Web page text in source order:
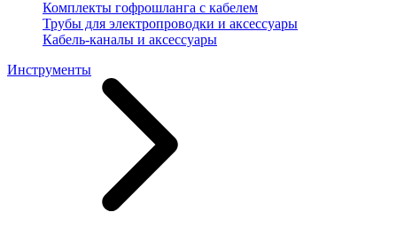
Комплекты гофрошланга с кабелем
Трубы для электропроводки и аксессуары
Кабель-каналы и аксессуары
Инструменты